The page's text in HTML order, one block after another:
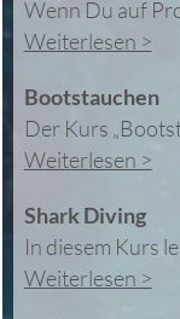
Wenn Du auf
Weiterlesen >
Bootstauchen
Der Kurs
Weiterlesen >
Shark Diving
In diesem Kurs
Weiterlesen >